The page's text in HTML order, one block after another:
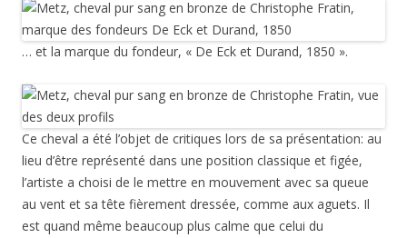
… et la marque du fondeur, « De Eck et Durand, 1850 ».
Ce cheval a été l’objet de critiques lors de sa présentation: au
lieu d’être représenté dans une position classique et figée,
l’artiste a choisi de le mettre en mouvement avec sa queue
au vent et sa tête fièrement dressée, comme aux aguets. Il
est quand même beaucoup plus calme que celui du